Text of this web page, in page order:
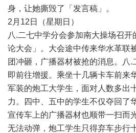
身，让她撕毁了「发言稿」。
2 月 12 日（星期日）
八 .二七中学分会参加南大操场召
论大会」。大会途中传来华水革联
团冲砸，广播器材被抢的消息。八 .
即前往增援。乘坐十几辆卡车前来
军装的炮工大学生，面对人数多出
力。四中、五中的学生不仅夺回了
宣传车上的广播器材也顺带一扫而
无法动弹，炮工学生只得弃车步行